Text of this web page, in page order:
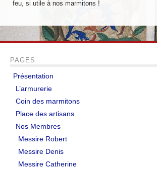
Messire Catherine
Messire Edite
Harald
Pouick
Sylvain
feu, si utile à nos marmitons !
PAGES
Présentation
L’armurerie
Coin des marmitons
Place des artisans
Nos Membres
Messire Robert
Messire Denis
Messire Catherine